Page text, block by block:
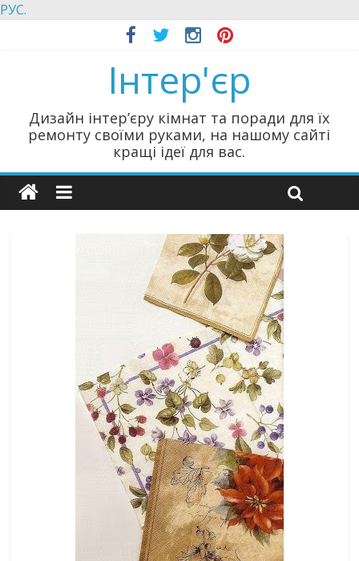
РУС.
Інтер'єр
Дизайн інтер’єру кімнат та поради для їх
ремонту своїми руками, на нашому сайті
кращі ідеї для вас.